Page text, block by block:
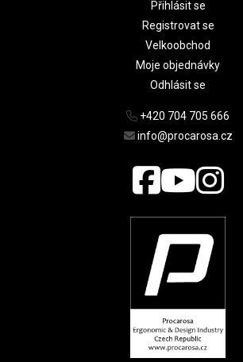
Přihlásit se
Registrovat se
Velkoobchod
Moje objednávky
Odhlásit se
+420 704 705 666
info@procarosa.cz